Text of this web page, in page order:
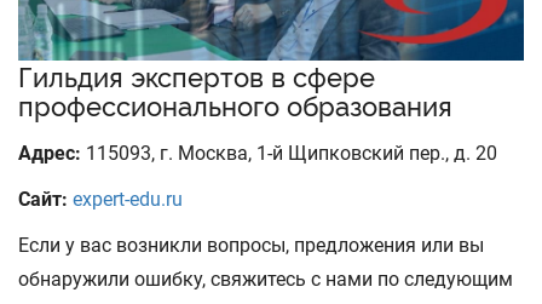
Гильдия экспертов в сфере
профессионального образования
Адрес: 115093, г. Москва, 1-й Щипковский пер., д. 20
Сайт: expert-edu.ru
Если у вас возникли вопросы, предложения или вы
обнаружили ошибку, свяжитесь с нами по следующим